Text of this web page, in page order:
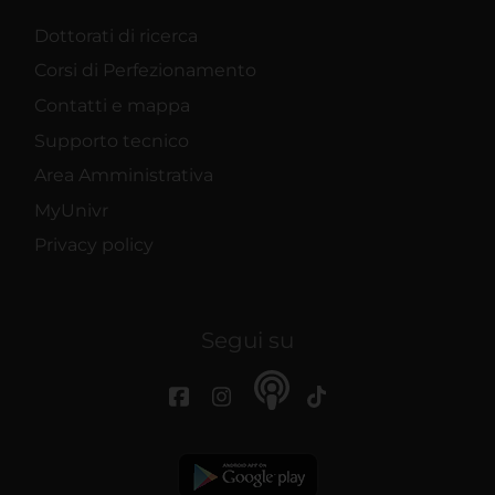
Dottorati di ricerca
Corsi di Perfezionamento
Contatti e mappa
Supporto tecnico
Area Amministrativa
MyUnivr
Privacy policy
Segui su